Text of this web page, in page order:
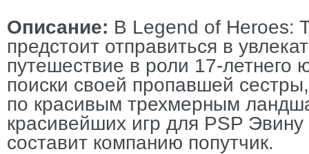
Описание: В Legend of Heroes:
предстоит отправиться в
путешествие в роли 17-
поиски своей пропавшей
по красивым трехмерным
красивейших игр для PSP
составит компанию попутчик.